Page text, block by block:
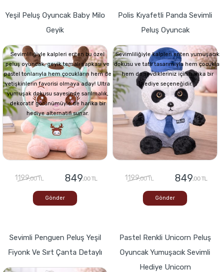
Yeşil Peluş Oyuncak Baby Milo
Geyik
Sevimliliğiyle kalpleri eriten bu özel
peluş oyuncak, geyik temalı şapkası ve
pastel tonlarıyla hem çocukların hem de
yetişkinlerin favorisi olmaya aday! Ultra
yumuşak dokusu sayesinde sarılmalık,
dekoratif görünümüyle de harika bir
hediye alternatifi sunar.
1199,00 TL 849,00 TL
Gönder
Polis Kıyafetli Panda Sevimli
Peluş Oyuncak
Sevimliliğiyle kalpleri eriten yumuşacık
dokusu ve tatlı tasarımıyla hem
hem de sevdikleriniz için harika bir
hediye seçeneğidir.
1199,00 TL 849,00 TL
Gönder
Sevimli Penguen Peluş Yeşil
Fiyonk Ve Sırt Çanta Detaylı
Pastel Renkli Unicorn Peluş
Oyuncak Yumuşacık Sevimli
Hediye Unicorn